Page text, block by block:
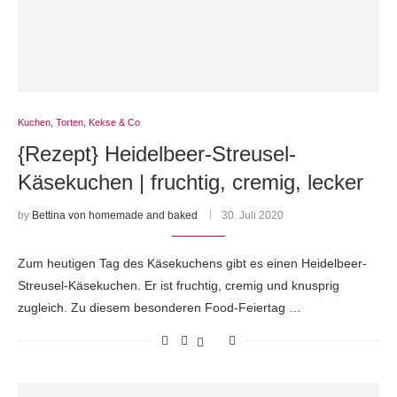
Kuchen, Torten, Kekse & Co
{Rezept} Heidelbeer-Streusel-
Käsekuchen | fruchtig, cremig, lecker
by Bettina von homemade and baked 30. Juli 2020
Zum heutigen Tag des Käsekuchens gibt es einen Heidelbeer-
Streusel-Käsekuchen. Er ist fruchtig, cremig und knusprig
zugleich. Zu diesem besonderen Food-Feiertag …